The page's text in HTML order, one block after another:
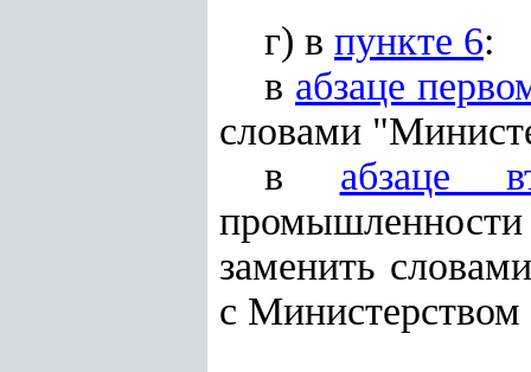
г) в пункте 6:
в абзаце
словами
в абзаце
заменить
с